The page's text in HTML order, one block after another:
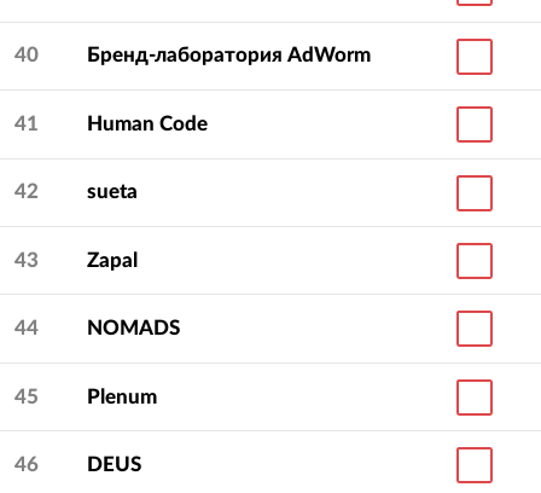
40 Бренд-лаборатория AdWorm
41 Human Code
42 sueta
43 Zapal
44 NOMADS
45 Plenum
46 DEUS